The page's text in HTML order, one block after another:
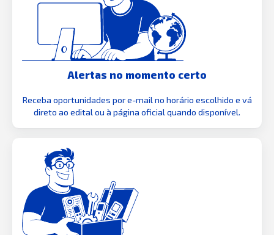
Alertas no momento certo
Receba oportunidades por e-mail no horário escolhido e vá
direto ao edital ou à página oficial quando disponível.